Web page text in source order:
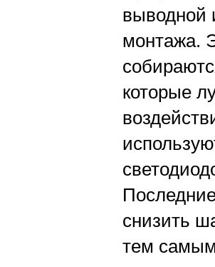
выводной
монтажа.
которые
снизить
тем